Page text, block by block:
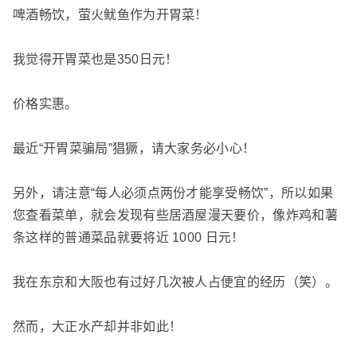
啤酒畅饮，萤火鱿鱼作为开胃菜！
我觉得开胃菜也是350日元！
价格实惠。
最近“开胃菜骗局”猖獗，请大家务必小心！
另外，请注意“每人必须点两份才能享受畅饮”，所以如果
您查看菜单，就会发现有些居酒屋漫天要价，像炸鸡和薯
条这样的普通菜品就要将近 1000 日元！
我在东京和大阪也有过好几次被人占便宜的经历（笑）。
然而，大正水产却并非如此！